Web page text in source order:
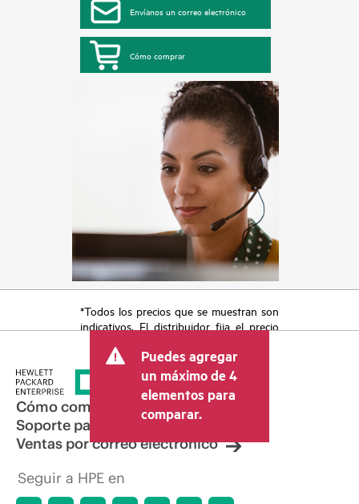
Envíanos un correo electrónico
Cómo comprar
*Todos los precios que se muestran son
indicativos. El distribuidor fija el precio
otros conceptos, como los impuestos a
la venta, el IVA y el envío. El precio de la
transacción que establece el distribuidor
puede variar con respecto a otros
distribuidores y al precio indicativo
mostrado. El precio indicativo puede
incluir ofertas promocionales por tiempo
hacer ajustes de precios en cualquier
Puedes agregar
un máximo de 4
elementos para
comparar.
Cómo comprar
Soporte para productos
Ventas por correo electrónico
Seguir a HPE en